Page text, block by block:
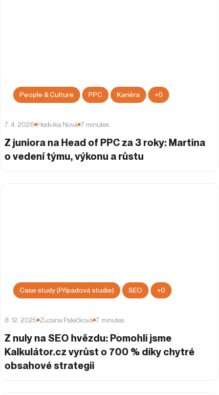
7. 4. 2026 Hedvika Nová 7 minutes
Z juniora na Head of PPC za 3 roky: Martina
o vedení týmu, výkonu a růstu
People & Culture PPC Kariéra +0
8. 12. 2025 Zuzana Palečková 7 minutes
Z nuly na SEO hvězdu: Pomohli jsme
Kalkulátor.cz vyrůst o 700 % díky chytré
obsahové strategii
Case study (Případová studie) SEO +0